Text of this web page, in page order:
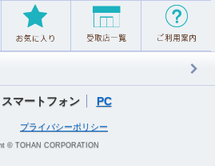
スマートフォン PC
プライバシーポリシー
© TOHAN CORPORATION